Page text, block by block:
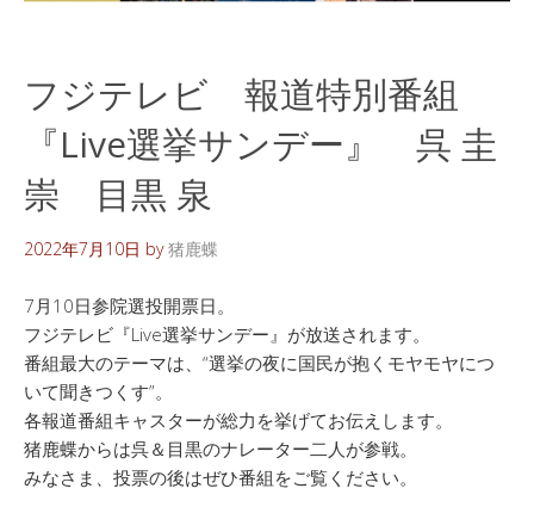
フジテレビ 報道特別番組
『Live選挙サンデー』 呉 圭
崇 目黒 泉
2022年7月10日 by猪鹿蝶
7月10日参院選投開票日。
フジテレビ『Live選挙サンデー』が放送されます。
番組最大のテーマは、“選挙の夜に国民が抱くモヤモヤにつ
いて聞きつくす”。
各報道番組キャスターが総力を挙げてお伝えします。
猪鹿蝶からは呉＆目黒のナレーター二人が参戦。
みなさま、投票の後はぜひ番組をご覧ください。